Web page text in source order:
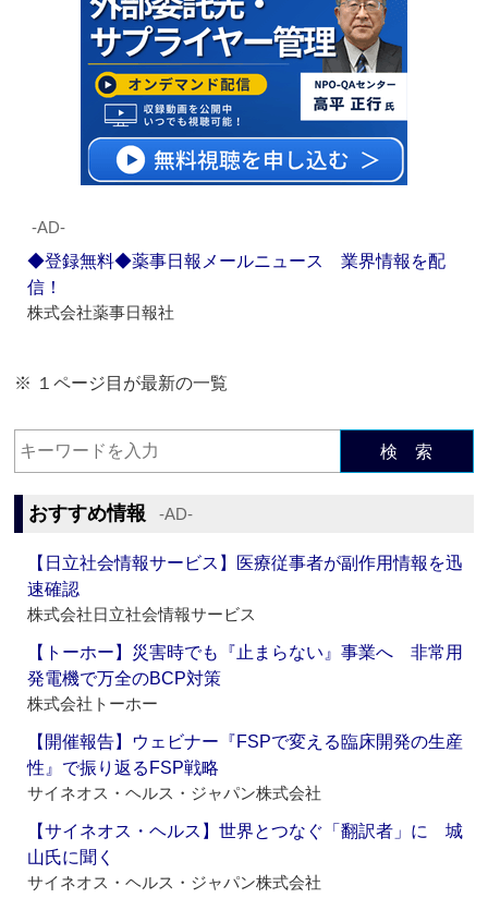
‐AD‐
◆登録無料◆薬事日報メールニュース 業界情報を配
信！
株式会社薬事日報社
※ １ページ目が最新の一覧
検 索
おすすめ情報 ‐AD‐
【日立社会情報サービス】医療従事者が副作用情報を迅
速確認
株式会社日立社会情報サービス
【トーホー】災害時でも『止まらない』事業へ 非常用
発電機で万全のBCP対策
株式会社トーホー
【開催報告】ウェビナー『FSPで変える臨床開発の生産
性』で振り返るFSP戦略
サイネオス・ヘルス・ジャパン株式会社
【サイネオス・ヘルス】世界とつなぐ「翻訳者」に 城
山氏に聞く
サイネオス・ヘルス・ジャパン株式会社